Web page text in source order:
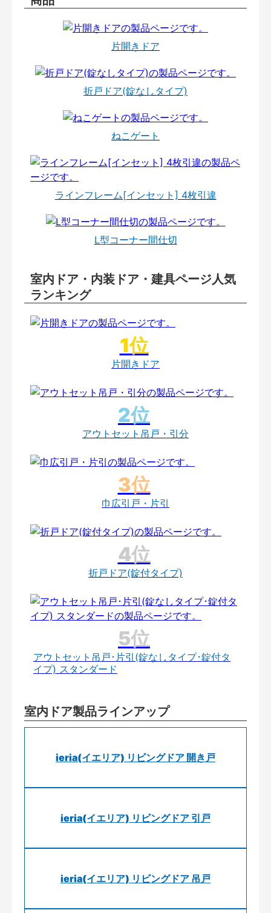
片開きドア
折戸ドア(錠なしタイプ)
ねこゲート
ラインフレーム[インセット] 4枚引違
L型コーナー間仕切
室内ドア・内装ドア・建具ページ人気
ランキング
片開きドア
アウトセット吊戸・引分
巾広引戸・片引
折戸ドア(錠付タイプ)
アウトセット吊戸･片引(錠なしタイプ･錠付タ
イプ) スタンダード
室内ドア製品ラインアップ
ieria(イエリア) リビングドア 開き戸
ieria(イエリア) リビングドア 引戸
ieria(イエリア) リビングドア 吊戸